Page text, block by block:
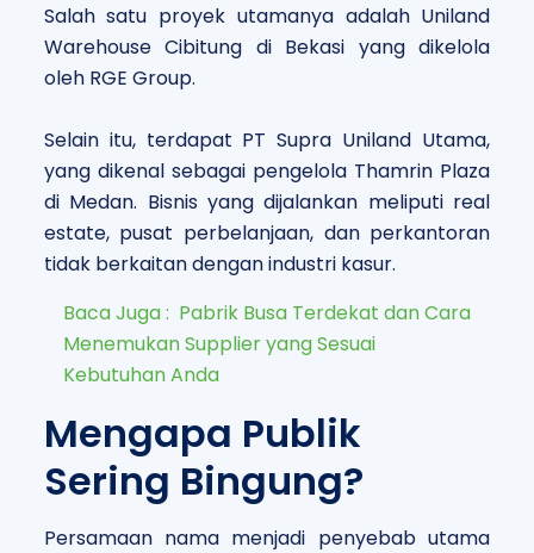
Salah satu proyek utamanya adalah Uniland
Warehouse Cibitung di Bekasi yang dikelola
oleh RGE Group.
Selain itu, terdapat PT Supra Uniland Utama,
yang dikenal sebagai pengelola Thamrin Plaza
di Medan. Bisnis yang dijalankan meliputi real
estate, pusat perbelanjaan, dan perkantoran
tidak berkaitan dengan industri kasur.
Baca Juga : Pabrik Busa Terdekat dan Cara
Menemukan Supplier yang Sesuai
Kebutuhan Anda
Mengapa Publik
Sering Bingung?
Persamaan nama menjadi penyebab utama